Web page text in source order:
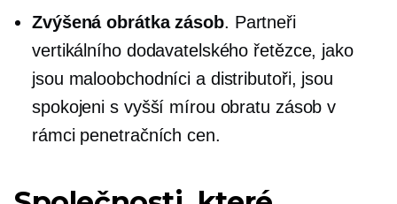
Zvýšená obrátka zásob. Partneři
vertikálního dodavatelského řetězce, jako
jsou maloobchodníci a distributoři, jsou
spokojeni s vyšší mírou obratu zásob v
rámci penetračních cen.